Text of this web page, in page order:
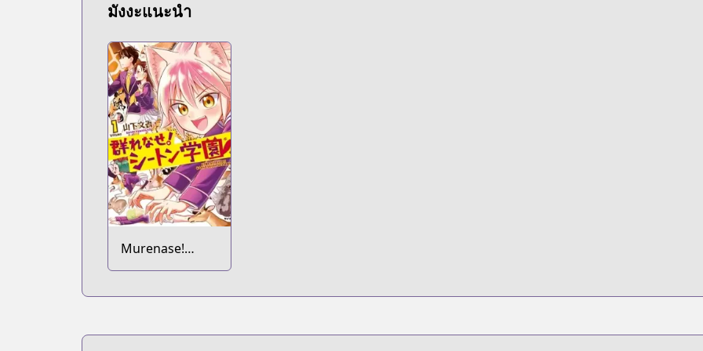
มังงะแนะนำ
Murenase!
Seton Gakuen